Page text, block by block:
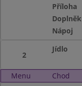
Příloha
Doplněk
Nápoj
2
Jídlo
Menu Chod